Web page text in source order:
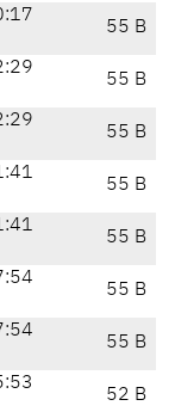
55 B
55 B
55 B
55 B
55 B
55 B
55 B
52 B